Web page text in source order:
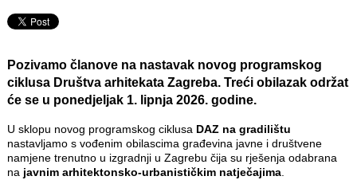
Pozivamo članove na nastavak novog programskog
ciklusa Društva arhitekata Zagreba. Treći obilazak održat
će se u ponedjeljak 1. lipnja 2026. godine.
U sklopu novog programskog ciklusa DAZ na gradilištu
nastavljamo s vođenim obilascima građevina javne i društvene
namjene trenutno u izgradnji u Zagrebu čija su rješenja odabrana
na javnim arhitektonsko-urbanističkim natječajima.